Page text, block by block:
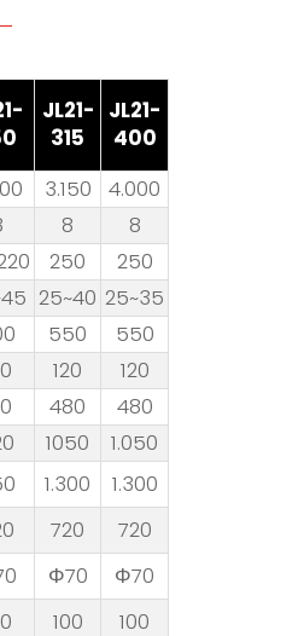
JL21-
315
JL21-
400
3.150
4.000
8
8
250
250
25~40 25~35
550
550
120
120
480
480
1050
1.050
1.300
1.300
720
720
Φ70
Φ70
100 100